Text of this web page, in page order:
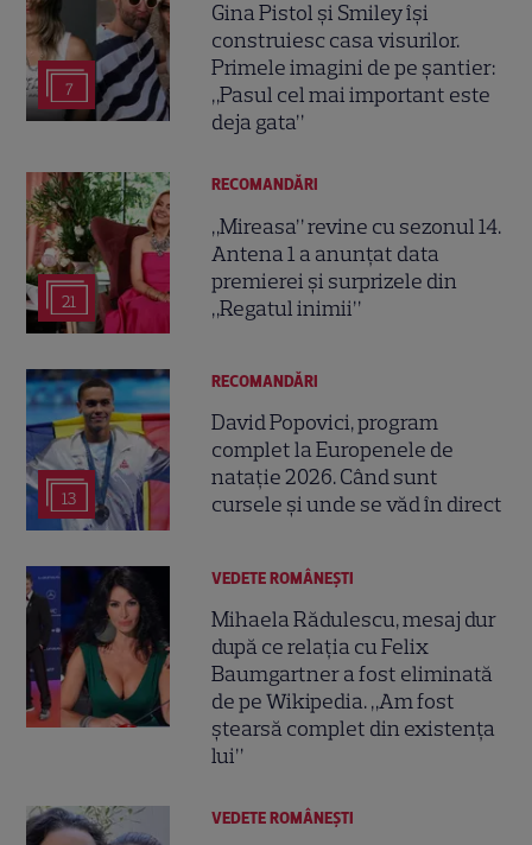
7
Gina Pistol și Smiley își
construiesc casa visurilor.
Primele imagini de pe șantier:
„Pasul cel mai important este
deja gata”
21
RECOMANDĂRI
„Mireasa” revine cu sezonul 14.
Antena 1 a anunțat data
premierei și surprizele din
„Regatul inimii”
13
RECOMANDĂRI
David Popovici, program
complet la Europenele de
natație 2026. Când sunt
cursele și unde se văd în direct
VEDETE ROMÂNEŞTI
Mihaela Rădulescu, mesaj dur
după ce relația cu Felix
Baumgartner a fost eliminată
de pe Wikipedia. „Am fost
ștearsă complet din existența
lui”
VEDETE ROMÂNEŞTI